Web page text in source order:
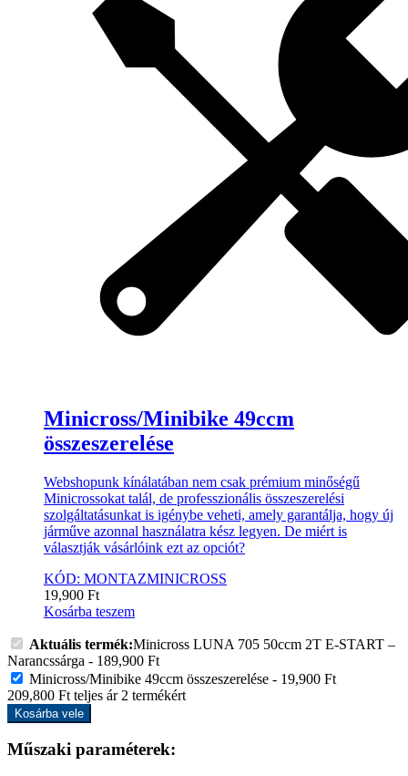
Minicross/Minibike 49ccm
összeszerelése
Webshopunk kínálatában nem csak prémium minőségű
Minicrossokat talál, de professzionális összeszerelési
szolgáltatásunkat is igénybe veheti, amely garantálja, hogy új
járműve azonnal használatra kész legyen. De miért is
választják vásárlóink ezt az opciót?
KÓD: MONTAZMINICROSS
19,900 Ft
Kosárba teszem
Aktuális termék:Minicross LUNA 705 50ccm 2T E-START –
Narancssárga - 189,900 Ft
Minicross/Minibike 49ccm összeszerelése - 19,900 Ft
209,800 Ft teljes ár 2 termékért
Kosárba vele
Műszaki paraméterek: